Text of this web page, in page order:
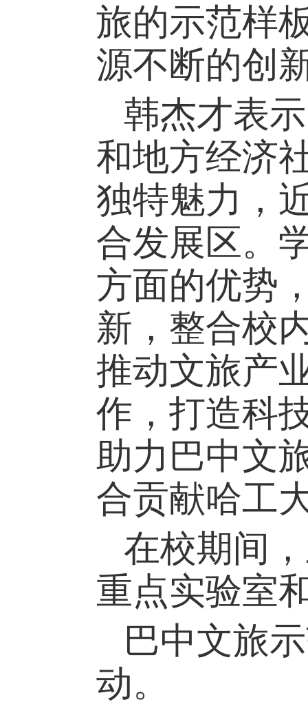
旅的示范样
源不断的创
韩杰才表
和地方经济
独特魅力，
合发展区。
方面的优势
新，整合校
推动文旅产
作，打造科
助力巴中文
合贡献哈工
在校期间
重点实验室
巴中文旅
动。